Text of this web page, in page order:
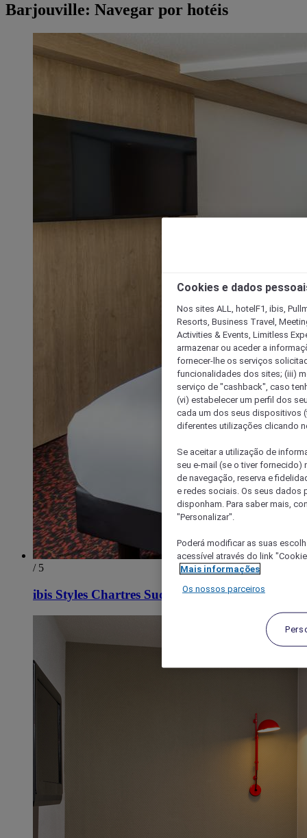
Barjouville: Navegar por hotéis
/ 5
ibis Styles Chartres Sud Barjouville
Cookies e dados
Nos sites ALL, hotelF1, ibis,
Resorts, Business Travel,
Activities & Events, Limitless
armazenar ou aceder a
fornecer-lhe os serviços
funcionalidades dos sites; (iii)
serviço de "cashback", caso
(vi) estabelecer um perfil dos
cada um dos seus dispositivos
diferentes utilizações clicando
Se aceitar a utilização de
seu e-mail (se o tiver
de navegação, reserva e
e redes sociais. Os seus dados
disponham. Para saber mais,
"Personalizar".
Poderá modificar as suas
acessível através do link
Mais informações
Os nossos parceiros